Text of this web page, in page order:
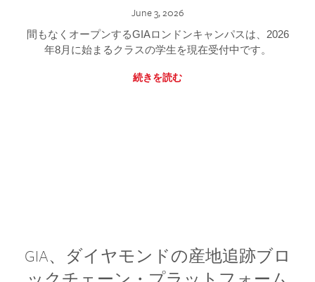
June 3, 2026
間もなくオープンするGIAロンドンキャンパスは、2026
年8月に始まるクラスの学生を現在受付中です。
続きを読む
GIA、ダイヤモンドの産地追跡ブロ